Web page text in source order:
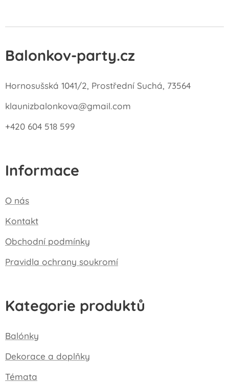
Balonkov-party.cz
Hornosušská 1041/2, Prostřední Suchá, 73564
klaunizbalonkova@gmail.com
+420 604 518 599
Informace
O nás
Kontakt
Obchodní podmínky
Pravidla ochrany soukromí
Kategorie produktů
Balónky
Dekorace a doplňky
Témata